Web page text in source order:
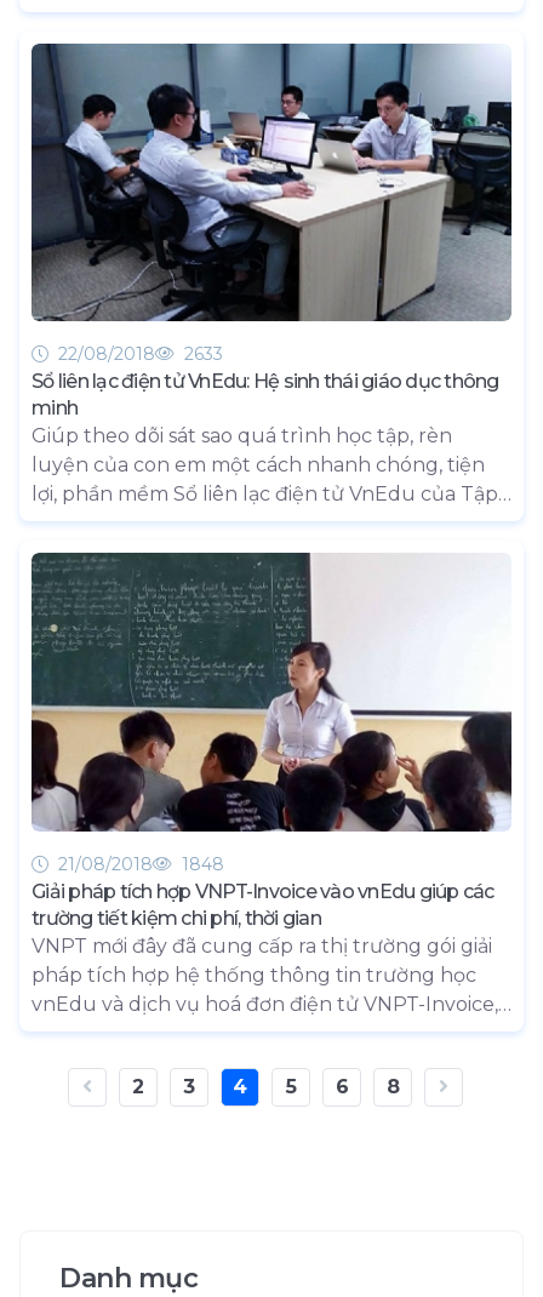
toàn cầu (số lượng tùy theo mỗi nhà cung cấp
dịch vụ) làm nhiệm vụ lưu bản sao của các nội
dung tĩnh bên trong website, sau đó phân tán nó
ra nhiều máy chủ khác (được gọi là PoP – Points
of Presence) và từ các PoP đó nó sẽ gửi tới cho
người dùng khi họ truy cập vào website. Ở bài
viết này ta sẽ không bàn qua việc CDN hoạt động
ra sao mà sẽ bàn về các lợi ích của sử dụng CDN.
22/08/2018 2633
Sổ liên lạc điện tử VnEdu: Hệ sinh thái giáo dục thông
minh
Giúp theo dõi sát sao quá trình học tập, rèn
luyện của con em một cách nhanh chóng, tiện
lợi, phần mềm Sổ liên lạc điện tử VnEdu của Tập
đoàn Bưu chính viễn thông Việt Nam (VNPT)
nhận được sự hài lòng và đánh giá cao của các
thầy cô và phụ huynh. Đó cũng là lý do mà hệ
sinh thái giáo dục thông minh này nhanh chóng
được "phủ sóng" tại 50% trường học trong cả
nước
21/08/2018 1848
Giải pháp tích hợp VNPT-Invoice vào vnEdu giúp các
trường tiết kiệm chi phí, thời gian
VNPT mới đây đã cung cấp ra thị trường gói giải
pháp tích hợp hệ thống thông tin trường học
vnEdu và dịch vụ hoá đơn điện tử VNPT-Invoice,
giúp các trường thuận tiện trong quản lý dữ liệu,
giảm bớt nhiều công đoạn khi xuất thông tin thu
học phí và các chi phí khác.
2 3 4 5 6 8
Danh mục